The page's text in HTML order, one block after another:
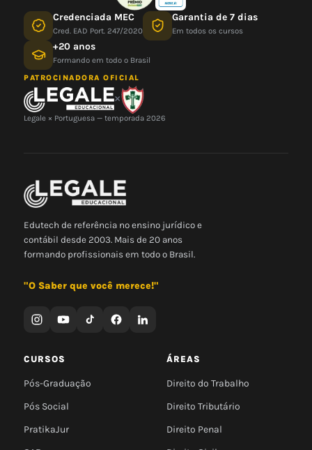
Credenciada MEC
Cred. EAD Port. 247/2020
Garantia de 7 dias
Em todos os cursos
+20 anos
Formando em todo o Brasil
PATROCINADORA OFICIAL
×
Legale × Portuguesa — temporada 2026
Edutech de referência no ensino jurídico e
contábil desde 2003. Mais de 20 anos
formando profissionais em todo o Brasil.
"O Saber que você merece!"
CURSOS
Pós-Graduação
Pós Social
PratikaJur
ÁREAS
Direito do Trabalho
Direito Tributário
Direito Penal